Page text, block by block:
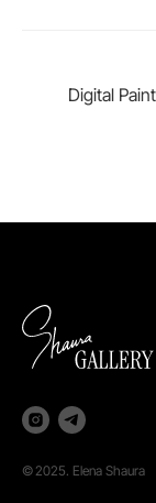
Digital
© 2025. Elena Shaura